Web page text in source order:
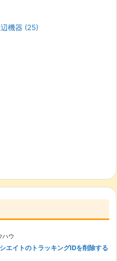
機器 (25)
ハウ
エイトのトラッキングIDを削除する